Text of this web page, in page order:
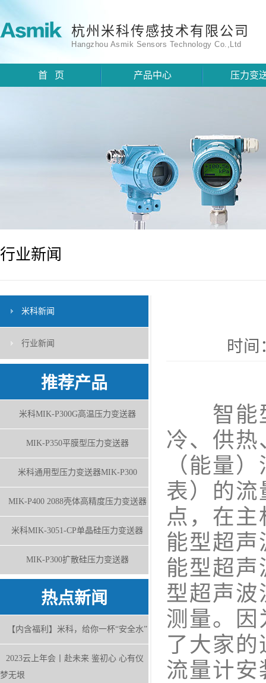
杭州米科传感技术有限公司
Hangzhou Asmik Sensors Technology Co.,Ltd
首 页 产品中心 压力变
行业新闻
米科新闻
行业新闻
推荐产品
米科MIK-P300G高温压力变送器
MIK-P350平膜型压力变送器
米科通用型压力变送器MIK-P300
MIK-P400 2088壳体高精度压力变送器
米科MIK-3051-CP单晶硅压力变送器
MIK-P300扩散硅压力变送器
热点新闻
【内含福利】米科，给你一杯“安全水”
2023云上年会丨赴未来 鉴初心 心有仪
梦无垠
时间
智能型
冷、供
（能量
表）的流
点，在
能型超
能型超
型超声
测量。因
了大家
流量计安